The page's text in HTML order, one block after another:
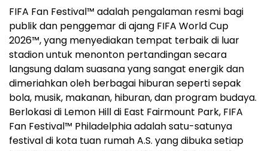
FIFA Fan Festival™ adalah pengalaman resmi bagi
publik dan penggemar di ajang FIFA World Cup
2026™, yang menyediakan tempat terbaik di luar
stadion untuk menonton pertandingan secara
langsung dalam suasana yang sangat energik dan
dimeriahkan oleh berbagai hiburan seperti sepak
bola, musik, makanan, hiburan, dan program budaya.
Berlokasi di Lemon Hill di East Fairmount Park, FIFA
Fan Festival™ Philadelphia adalah satu-satunya
festival di kota tuan rumah A.S. yang dibuka setiap